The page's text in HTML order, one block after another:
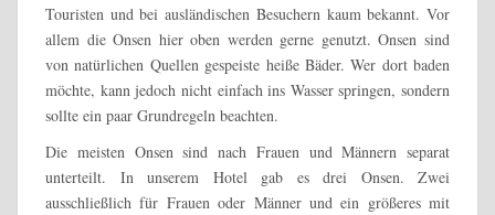
Touristen und bei ausländischen Besuchern kaum bekannt. Vor
allem die Onsen hier oben werden gerne genutzt. Onsen sind
von natürlichen Quellen gespeiste heiße Bäder. Wer dort baden
möchte, kann jedoch nicht einfach ins Wasser springen, sondern
sollte ein paar Grundregeln beachten.
Die meisten Onsen sind nach Frauen und Männern separat
unterteilt. In unserem Hotel gab es drei Onsen. Zwei
ausschließlich für Frauen oder Männer und ein größeres mit